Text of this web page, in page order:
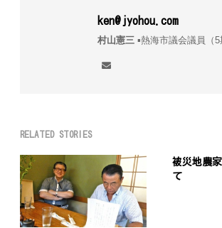
ken@jyohou.com
村山憲三▪︎熱海市議会議員
RELATED STORIES
被災地農
て